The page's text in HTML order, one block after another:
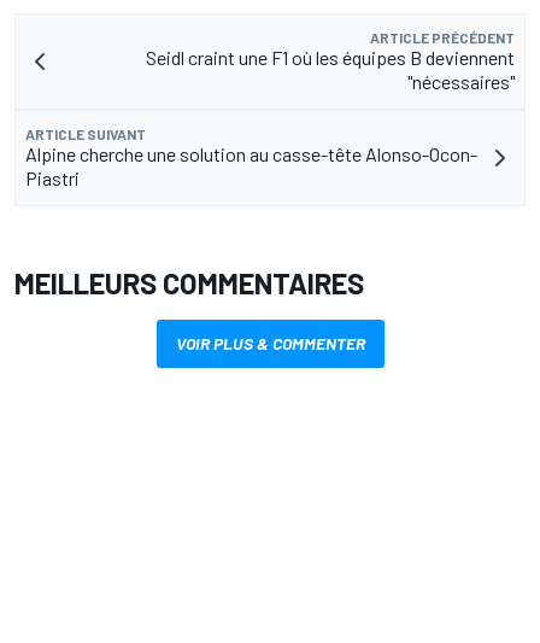
ARTICLE PRÉCÉDENT
Seidl craint une F1 où les équipes B deviennent
"nécessaires"
ARTICLE SUIVANT
Alpine cherche une solution au casse-tête Alonso-Ocon-
Piastri
MEILLEURS COMMENTAIRES
VOIR PLUS & COMMENTER